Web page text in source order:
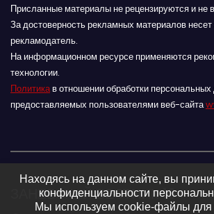
Присланные материалы не рецензируются и не
За достоверность рекламных материалов несет
рекламодатель.
На информационном ресурсе применяются
технологии.
Политикав отношении обработки
предоставляемых пользователями веб-сайта
ЗАНЕВСКИЙ ВЕСТНИК 16+
Находясь на данном сайте, вы
конфиденциальности
Мы используем cookie-файлы для